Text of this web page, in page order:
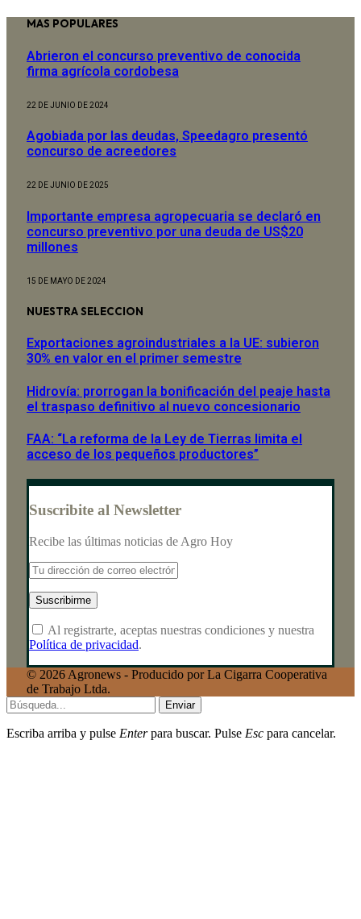
MAS POPULARES
Abrieron el concurso preventivo de conocida
firma agrícola cordobesa
22 DE JUNIO DE 2024
Agobiada por las deudas, Speedagro presentó
concurso de acreedores
22 DE JUNIO DE 2025
Importante empresa agropecuaria se declaró en
concurso preventivo por una deuda de US$20
millones
15 DE MAYO DE 2024
NUESTRA SELECCION
Exportaciones agroindustriales a la UE: subieron
30% en valor en el primer semestre
Hidrovía: prorrogan la bonificación del peaje hasta
el traspaso definitivo al nuevo concesionario
FAA: “La reforma de la Ley de Tierras limita el
acceso de los pequeños productores”
Suscribite al Newsletter
Recibe las últimas noticias de Agro Hoy
Al registrarte, aceptas nuestras condiciones y nuestra
Política de privacidad.
© 2026 Agronews - Producido por La Cigarra Cooperativa
de Trabajo Ltda.
Enviar
Escriba arriba y pulse Enterpara buscar. Pulse Esc para cancelar.